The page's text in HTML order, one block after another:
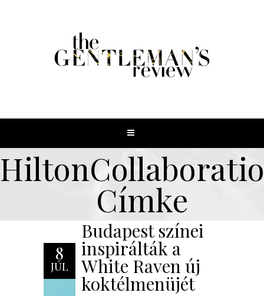
Címke
8
JÚL
Budapest színei
inspirálták a
White Raven új
koktélmenüjét